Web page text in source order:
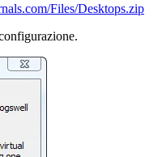
Files/Desktops.zip